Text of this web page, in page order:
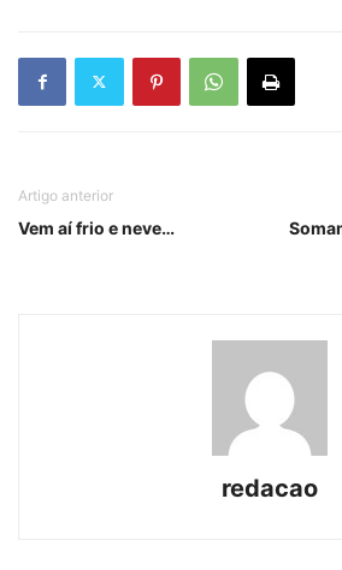
Artigo anterior
Vem aí frio e neve…
redacao